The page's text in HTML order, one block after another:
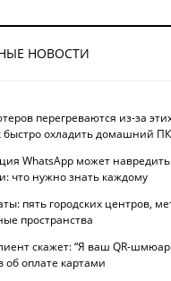
НОВОСТИ
перегреваются из-за
быстро охладить домашний ПК
WhatsApp может
что нужно знать каждому
пять городских центров,
пространства
скажет: “Я ваш QR-
оплате картами